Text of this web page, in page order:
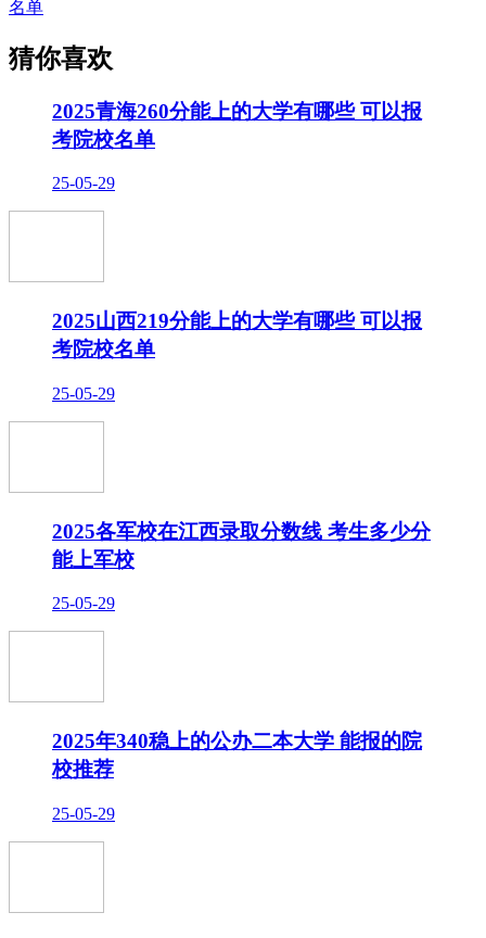
名单
猜你喜欢
2025青海260分能上的大学有哪些 可以报
考院校名单
25-05-29
2025山西219分能上的大学有哪些 可以报
考院校名单
25-05-29
2025各军校在江西录取分数线 考生多少分
能上军校
25-05-29
2025年340稳上的公办二本大学 能报的院
校推荐
25-05-29